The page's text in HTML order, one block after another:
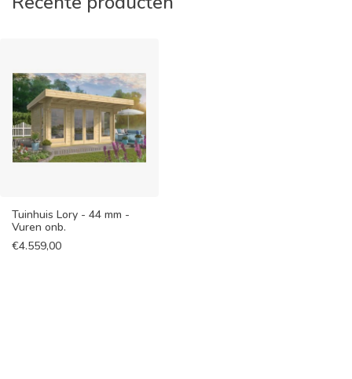
Tuinhuis Lory - 44 mm -
Vuren onb.
€4.559,00